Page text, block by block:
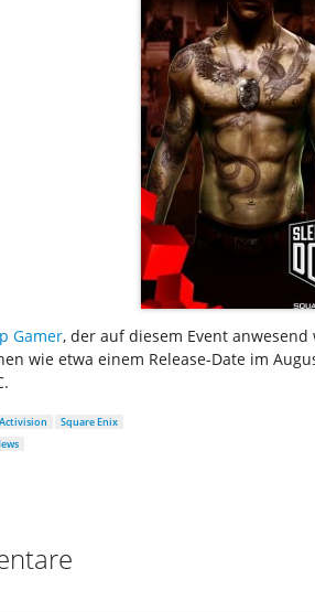
Gamer, der auf diesem Event anwesend
wie etwa einem Release-Date im
Activision
Square Enix